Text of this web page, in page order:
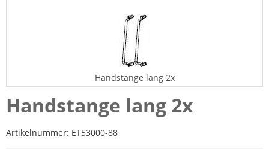
Handstange lang 2x
Handstange lang 2x
Artikelnummer: ET53000-88